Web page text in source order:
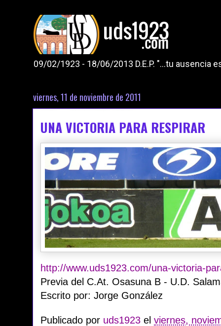
09/02/1923 - 18/06/2013 D.E.P. "...tu ausencia
viernes, 11 de noviembre de 2011
UNA VICTORIA PARA RESPIRAR
http://www.uds1923.com/una-victoria-
Previa del C.At. Osasuna B - U.D.
Escrito por: Jorge González
Publicado por uds1923 el viernes,